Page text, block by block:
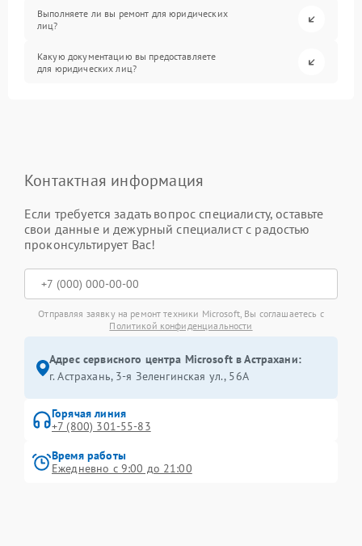
Выполняете ли вы ремонт для юридических
лиц?
Какую документацию вы предоставляете
для юридических лиц?
Контактная информация
Если требуется задать вопрос специалисту, оставьте
свои данные и дежурный специалист с радостью
проконсультирует Вас!
Отправляя заявку на ремонт техники Microsoft, Вы соглашаетесь с
Политикой конфиденциальности
Адрес сервисного центра Microsoft в Астрахани:
г. Астрахань, 3-я Зеленгинская ул., 56А
Горячая линия
+7 (800) 301-55-83
Время работы
Ежедневно с 9:00 до 21:00